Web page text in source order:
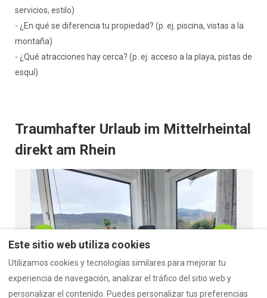
servicios, estilo)
- ¿En qué se diferencia tu propiedad? (p. ej. piscina, vistas a la
montaña)
- ¿Qué atracciones hay cerca? (p. ej. acceso a la playa, pistas de
esquí)
Traumhafter Urlaub im Mittelrheintal
direkt am Rhein
Este sitio web utiliza cookies
Utilizamos cookies y tecnologías similares para mejorar tu
experiencia de navegación, analizar el tráfico del sitio web y
personalizar el contenido. Puedes personalizar tus preferencias